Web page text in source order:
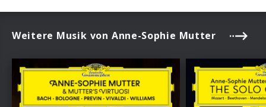
Weitere Musik von Anne-Sophie Mutter